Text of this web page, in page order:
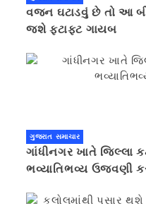
વજન ઘટાડવું છે તો આ
જશે ફટાફટ ગાયબ
ગુજરાત સમાચાર
ગાંધીનગર ખાતે જિલ્લા
ભવ્યાતિભવ્ય ઉજવણી